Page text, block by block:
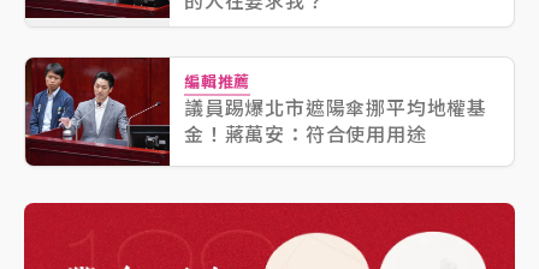
編輯推薦
議員踢爆北市遮陽傘挪平均地權基
金！蔣萬安：符合使用用途